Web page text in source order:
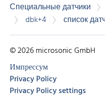
Специальные датчики
dbk+4
список
© 2026 microsonic GmbH
Импрессум
Privacy Policy
Privacy Policy settings